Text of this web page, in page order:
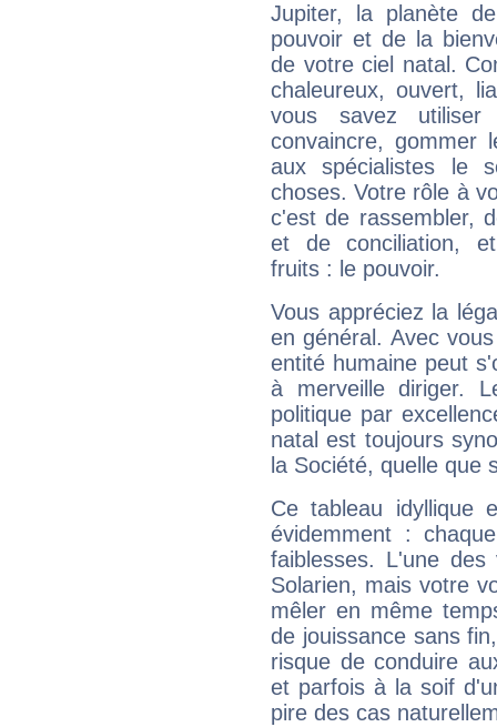
Jupiter, la planète
pouvoir et de la
de votre ciel natal.
chaleureux, ouvert,
vous savez
convaincre, gommer
aux spécialistes le
choses. Votre rôle à
c'est de rassembler,
et de conciliation,
fruits : le pouvoir.
Vous appréciez la
en général. Avec
entité humaine peut
à merveille diriger.
politique par
natal est toujours
la Société, quelle que
Ce tableau idyllique
évidemment :
faiblesses. L'une
Solarien, mais votre
mêler en même
de jouissance sans
risque de conduire
et parfois à la soif
pire des cas